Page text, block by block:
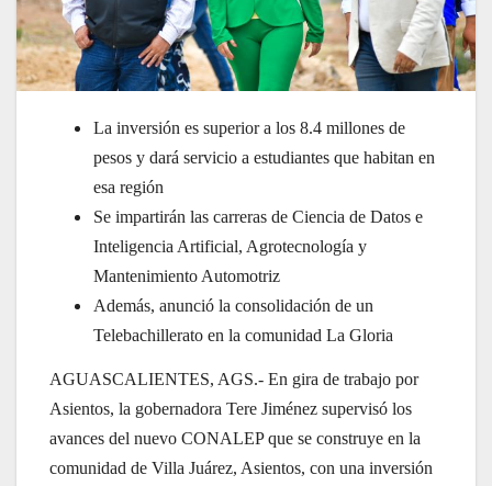
La inversión es superior a los 8.4 millones de
pesos y dará servicio a estudiantes que habitan en
esa región
Se impartirán las carreras de Ciencia de Datos e
Inteligencia Artificial, Agrotecnología y
Mantenimiento Automotriz
Además, anunció la consolidación de un
Telebachillerato en la comunidad La Gloria
AGUASCALIENTES, AGS.- En gira de trabajo por
Asientos, la gobernadora Tere Jiménez supervisó los
avances del nuevo CONALEP que se construye en la
comunidad de Villa Juárez, Asientos, con una inversión